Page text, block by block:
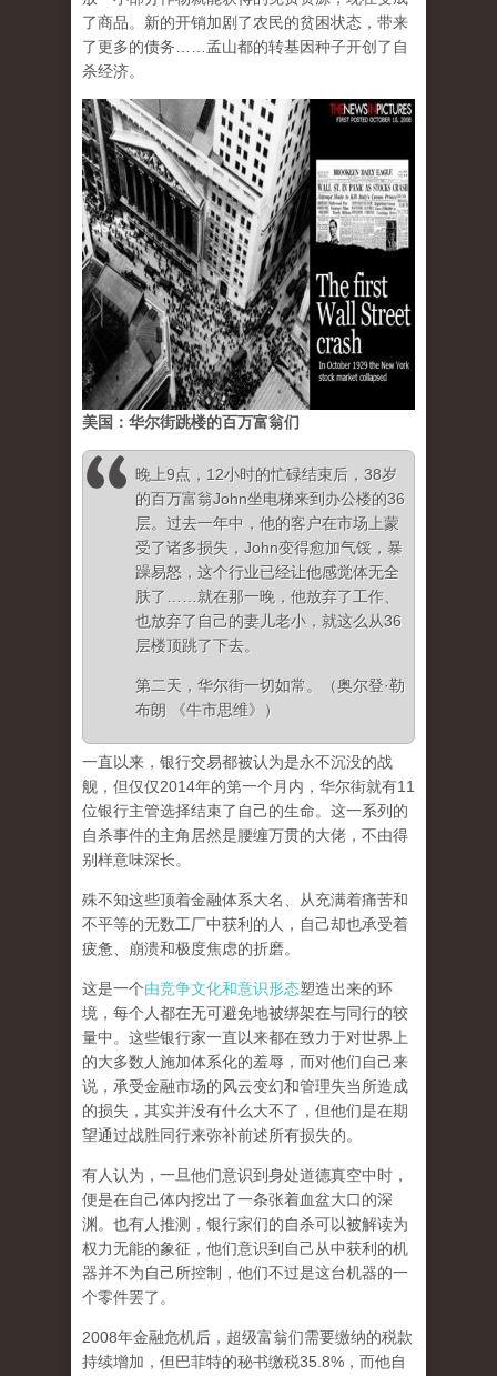
了商品。新的开销加剧了农民的贫困状态，带来
了更多的债务……孟山都的转基因种子开创了自
杀经济。
美国：华尔街跳楼的百万富翁们
晚上9点，12小时的忙碌结束后，38岁
的百万富翁John坐电梯来到办公楼的36
层。过去一年中，他的客户在市场上蒙
受了诸多损失，John变得愈加气馁，暴
躁易怒，这个行业已经让他感觉体无全
肤了……就在那一晚，他放弃了工作、
也放弃了自己的妻儿老小，就这么从36
层楼顶跳了下去。
第二天，华尔街一切如常。（奥尔登·勒
布朗 《牛市思维》）
一直以来，银行交易都被认为是永不沉没的战
舰，但仅仅2014年的第一个月内，华尔街就有11
位银行主管选择结束了自己的生命。这一系列的
自杀事件的主角居然是腰缠万贯的大佬，不由得
别样意味深长。
殊不知这些顶着金融体系大名、从充满着痛苦和
不平等的无数工厂中获利的人，自己却也承受着
疲惫、崩溃和极度焦虑的折磨。
这是一个由竞争文化和意识形态塑造出来的环
境，每个人都在无可避免地被绑架在与同行的较
量中。这些银行家一直以来都在致力于对世界上
的大多数人施加体系化的羞辱，而对他们自己来
说，承受金融市场的风云变幻和管理失当所造成
的损失，其实并没有什么大不了，但他们是在期
望通过战胜同行来弥补前述所有损失的。
有人认为，一旦他们意识到身处道德真空中时，
便是在自己体内挖出了一条张着血盆大口的深
渊。也有人推测，银行家们的自杀可以被解读为
权力无能的象征，他们意识到自己从中获利的机
器并不为自己所控制，他们不过是这台机器的一
个零件罢了。
2008年金融危机后，超级富翁们需要缴纳的税款
持续增加，但巴菲特的秘书缴税35.8%，而他自